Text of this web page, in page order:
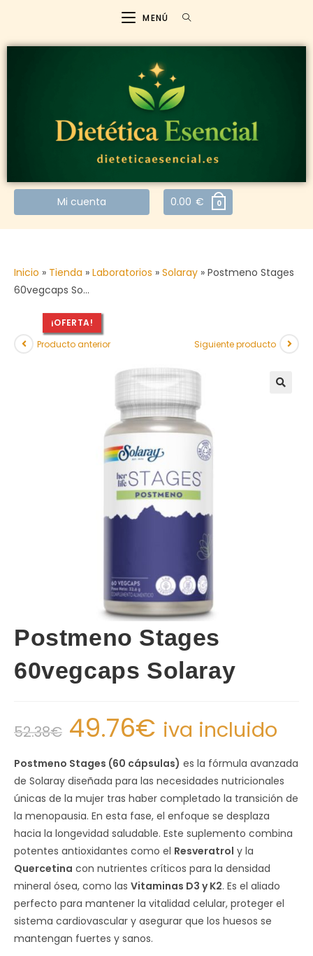
MENÚ
Mi cuenta 0.00 € 0
Inicio » Tienda » Laboratorios » Solaray » Postmeno Stages
60vegcaps So…
¡OFERTA!
Producto anterior
Siguiente producto
Postmeno Stages
60vegcaps Solaray
52.38€ 49.76€ iva incluido
Postmeno Stages (60 cápsulas) es la fórmula avanzada
de Solaray diseñada para las necesidades nutricionales
únicas de la mujer tras haber completado la transición de
la menopausia. En esta fase, el enfoque se desplaza
hacia la longevidad saludable. Este suplemento combina
potentes antioxidantes como el Resveratrol y la
Quercetina con nutrientes críticos para la densidad
mineral ósea, como las Vitaminas D3 y K2. Es el aliado
perfecto para mantener la vitalidad celular, proteger el
sistema cardiovascular y asegurar que los huesos se
mantengan fuertes y sanos.